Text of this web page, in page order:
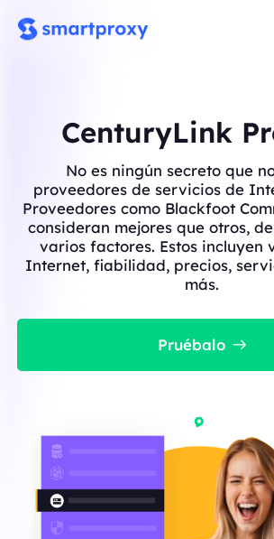
CenturyLink
No es ningún secreto que
proveedores de servicios de
Proveedores como Blackfoot
consideran mejores que otros,
varios factores. Estos incluyen
Internet, fiabilidad, precios,
más.
Pruébalo